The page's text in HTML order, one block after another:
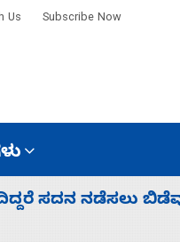
Us Subscribe Now
ಹಣಬಲ ಮತ್ತು